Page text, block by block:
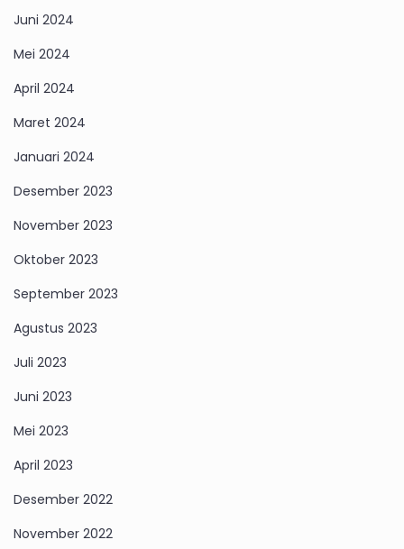
Juni 2024
Mei 2024
April 2024
Maret 2024
Januari 2024
Desember 2023
November 2023
Oktober 2023
September 2023
Agustus 2023
Juli 2023
Juni 2023
Mei 2023
April 2023
Desember 2022
November 2022